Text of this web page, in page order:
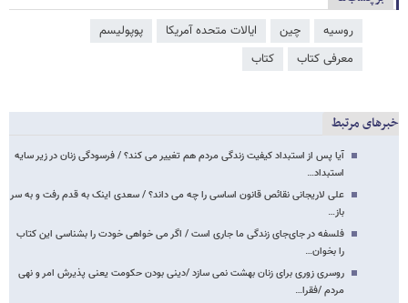
روسیه چین ایالات متحده آمریکا
پوپولیسم
معرفی کتاب
کتاب
خبرهای مرتبط
آیا پس از استبداد کیفیت زندگی مردم هم تغییر می کند؟ / فرسودگی زنان در زیر سایه
استبداد…
علی لاریجانی نقائص قانون اساسی را چه می داند؟ / سعدی اینک به قدم رفت و به سر
باز…
فلسفه در جای‌جای زندگی ما جاری است / اگر می خواهی خودت را بشناسی این کتاب
را بخوان…
روسری زوری برای زنان بهشت نمی سازد /دینی بودن حکومت یعنی پذیرش امر و نهی
مردم /فقرا…